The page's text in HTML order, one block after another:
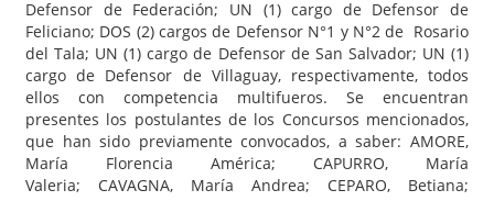
Defensor de Federación; UN (1) cargo de Defensor de
Feliciano; DOS (2) cargos de Defensor N°1 y N°2 de Rosario
del Tala; UN (1) cargo de Defensor de San Salvador; UN (1)
cargo de Defensor de Villaguay, respectivamente, todos
ellos con competencia multifueros. Se encuentran
presentes los postulantes de los Concursos mencionados,
que han sido previamente convocados, a saber: AMORE,
María Florencia América; CAPURRO, María
Valeria; CAVAGNA, María Andrea; CEPARO, Betiana;